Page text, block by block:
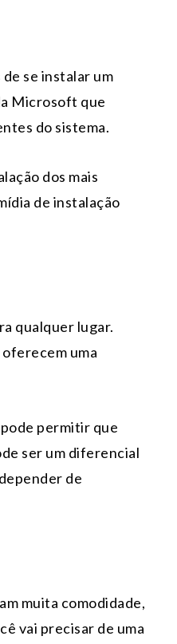
se instalar um
Microsoft que
do sistema.
dos mais
de instalação
qualquer lugar.
uma
permitir que
ser um diferencial
de
muita comodidade,
vai precisar de uma